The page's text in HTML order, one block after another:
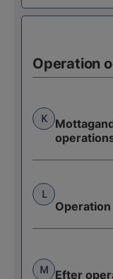
Operation
K
L
Operation
M Efter